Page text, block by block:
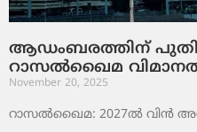
ആഡംബരത്തിന്
റാസൽഖൈമ
November 20, 2025
റാസൽഖൈമ: 2027ൽ